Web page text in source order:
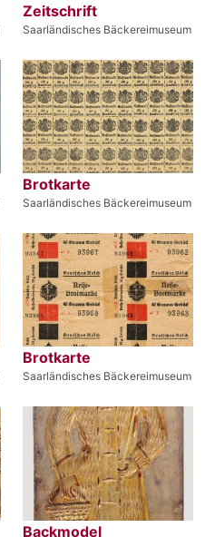
Zeitschrift
Saarländisches Bäckereimuseum
Brotkarte
Saarländisches Bäckereimuseum
Brotkarte
Saarländisches Bäckereimuseum
Backmodel